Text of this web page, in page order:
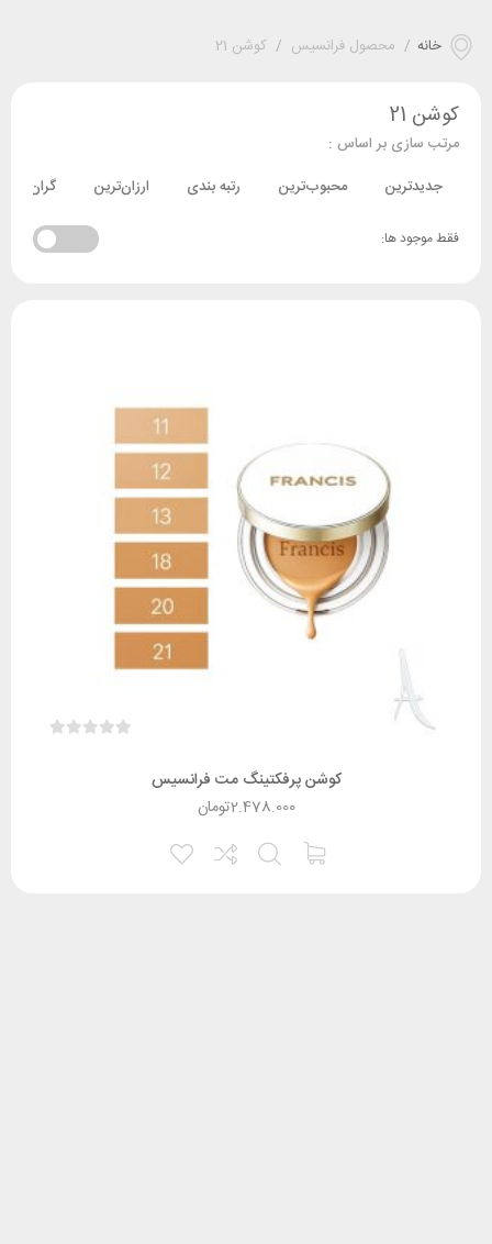
خانه / محصول فرانسیس / کوشن 21
کوشن 21
مرتب سازی بر اساس :
جدیدترین
محبوب‌ترین رتبه بندی ارزان‌ترین گران‌ترین
فقط موجود ها:
کوشن پرفکتینگ مت فرانسیس
تومان2.478.000